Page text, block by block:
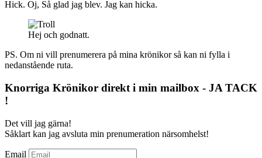
Hick. Oj, Så glad jag blev. Jag kan hicka.
Hej och godnatt.
PS. Om ni vill prenumerera på mina krönikor så kan ni fylla i
nedanstående ruta.
Knorriga Krönikor direkt i min mailbox - JA TACK
!
Det vill jag gärna!
Såklart kan jag avsluta min prenumeration närsomhelst!
Email